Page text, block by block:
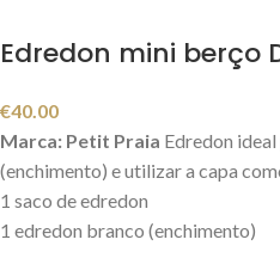
Edredon mini berço
€40.00
Marca: Petit Praia Edredon
(enchimento) e utilizar a capa
1 saco de edredon
1 edredon branco (enchimento)